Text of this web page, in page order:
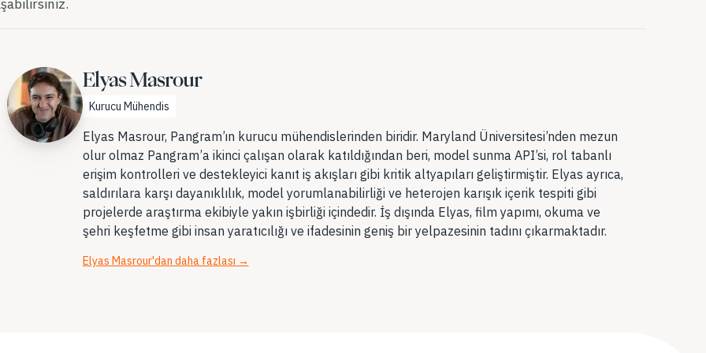
Elyas Masrour
Kurucu Mühendis
Elyas Masrour, Pangram’ın kurucu mühendislerinden biridir. Maryland Üniversitesi’nden mezun
olur olmaz Pangram’a ikinci çalışan olarak katıldığından beri, model sunma API’si, rol tabanlı
erişim kontrolleri ve destekleyici kanıt iş akışları gibi kritik altyapıları geliştirmiştir. Elyas ayrıca,
saldırılara karşı dayanıklılık, model yorumlanabilirliği ve heterojen karışık içerik tespiti gibi
projelerde araştırma ekibiyle yakın işbirliği içindedir. İş dışında Elyas, film yapımı, okuma ve
şehri keşfetme gibi insan yaratıcılığı ve ifadesinin geniş bir yelpazesinin tadını çıkarmaktadır.
Elyas Masrour'dan daha fazlası →